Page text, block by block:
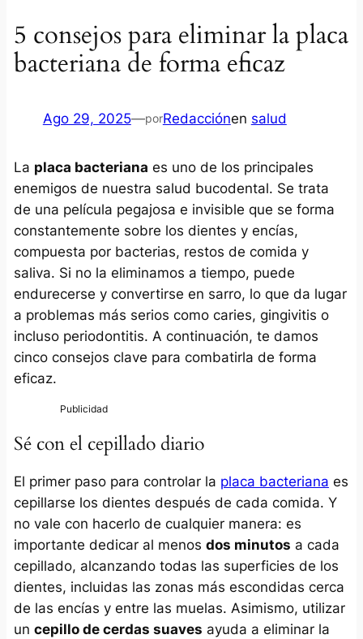
5 consejos para eliminar la placa
bacteriana de forma eficaz
Ago 29, 2025—porRedacciónen salud
La placa bacteriana es uno de los principales
enemigos de nuestra salud bucodental. Se trata
de una película pegajosa e invisible que se forma
constantemente sobre los dientes y encías,
compuesta por bacterias, restos de comida y
saliva. Si no la eliminamos a tiempo, puede
endurecerse y convertirse en sarro, lo que da lugar
a problemas más serios como caries, gingivitis o
incluso periodontitis. A continuación, te damos
cinco consejos clave para combatirla de forma
eficaz.
Sé con el cepillado diario
El primer paso para controlar la placa bacteriana es
cepillarse los dientes después de cada comida. Y
no vale con hacerlo de cualquier manera: es
importante dedicar al menos dos minutos a cada
cepillado, alcanzando todas las superficies de los
dientes, incluidas las zonas más escondidas cerca
de las encías y entre las muelas. Asimismo, utilizar
un cepillo de cerdas suaves ayuda a eliminar la